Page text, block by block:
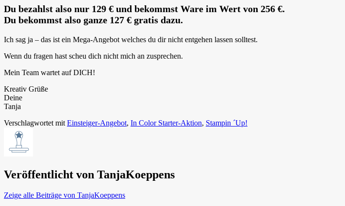
Du bezahlst also nur 129 € und bekommst Ware im Wert von 256 €.
Du bekommst also ganze 127 € gratis dazu.
Ich sag ja – das ist ein Mega-Angebot welches du dir nicht entgehen lassen solltest.
Wenn du fragen hast scheu dich nicht mich an zusprechen.
Mein Team wartet auf DICH!
Kreativ Grüße
Deine
Tanja
Verschlagwortet mit Einsteiger-Angebot, In Color Starter-Aktion, Stampin ´Up!
Veröffentlicht von TanjaKoeppens
Zeige alle Beiträge von TanjaKoeppens